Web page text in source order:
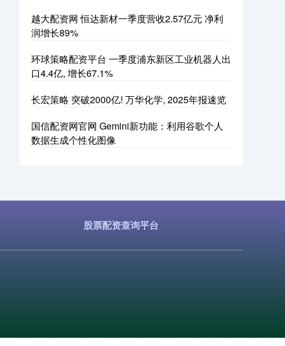
越大配资网 恒达新材一季度营收2.57亿元 净利
润增长89%
环球策略配资平台 一季度浦东新区工业机器人出
口4.4亿, 增长67.1%
长宏策略 突破2000亿! 万华化学, 2025年报速览
国信配资网官网 Gemini新功能：利用谷歌个人
数据生成个性化图像
股票配资查询平台